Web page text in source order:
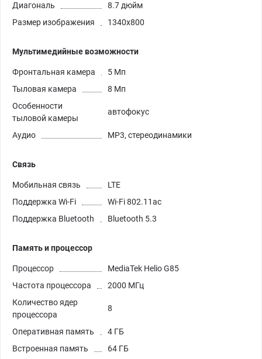
Диагональ
8.7 дюйм
Размер изображения
1340x800
Мультимедийные возможности
Фронтальная камера
5 Мп
Тыловая камера
8 Мп
Особенности
тыловой камеры
автофокус
Аудио MP3, стереодинамики
Связь
Мобильная связь
LTE
Поддержка Wi-Fi
Wi-Fi 802.11ac
Поддержка Bluetooth
Bluetooth 5.3
Память и процессор
Процессор
MediaTek Helio G85
Частота процессора
2000 МГц
Количество ядер
процессора
8
Оперативная память
4 ГБ
Встроенная память
64 ГБ